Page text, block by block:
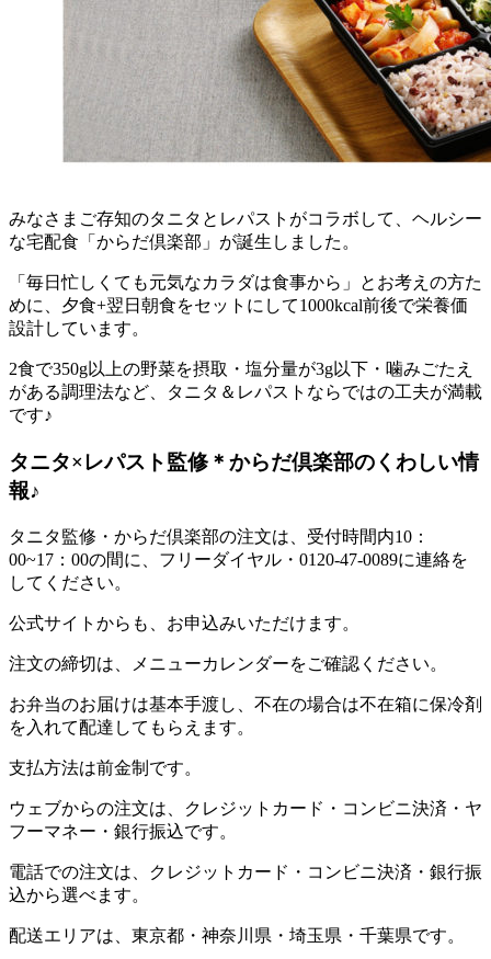
みなさまご存知のタニタとレパストがコラボして、ヘルシー
な宅配食「からだ倶楽部」が誕生 しました。
「毎日忙しくても元気なカラダは食事から」とお考えの方た
めに、夕食+翌日朝食をセットにして1000kcal前後で栄養価
設計しています。
2食で350g以上の野菜を摂取・塩分量が3g以下・噛みごたえ
がある調理法など、タニタ＆レパストならではの工夫が満載
です♪
タニタ×レパスト監修＊からだ倶楽部のくわしい情
報♪
タニタ監修・からだ倶楽部の注文は、受付時間内10：
00~17：00の間に、フリーダイヤル・0120-47-0089に連絡を
してください。
公式サイトからも、お申込みいただけます。
注文の締切は、メニューカレンダーをご確認ください。
お弁当のお届けは基本手渡し、不在の場合は不在箱に保冷剤
を入れて配達してもらえます。
支払方法は前金制です。
ウェブからの注文は、クレジットカード・コンビニ決済・ヤ
フーマネー・銀行振込です。
電話での注文は、クレジットカード・コンビニ決済・銀行振
込から選べます。
配送エリアは、東京都・神奈川県・埼玉県・千葉県です。